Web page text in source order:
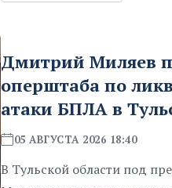
Дмитрий Миляев
оперштаба по
атаки БПЛА в
05 АВГУСТА 2026 18:40
В Тульской области под